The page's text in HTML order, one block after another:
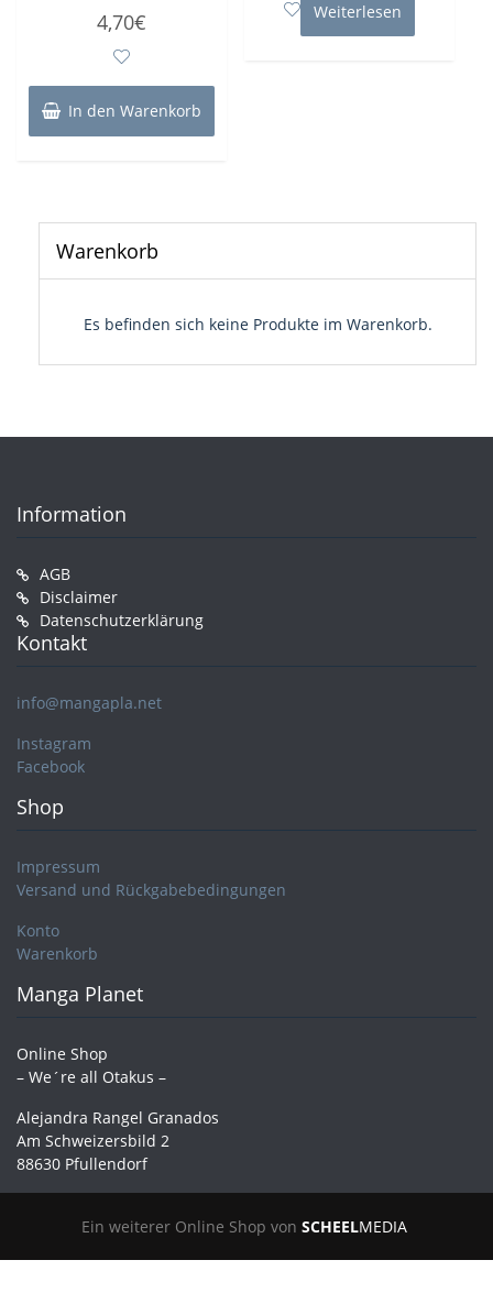
mit4,70€
In den Warenkorb
Weiterlesen
Warenkorb
Es befinden sich keine Produkte im Warenkorb.
Information
AGB
Disclaimer
Datenschutzerklärung
Kontakt
info@mangapla.net
Instagram
Facebook
Shop
Impressum
Versand und Rückgabebedingungen
Konto
Warenkorb
Manga Planet
Online Shop
– We´re all Otakus –
Alejandra Rangel Granados
Am Schweizersbild 2
88630 Pfullendorf
Ein weiterer Online Shop von SCHEELMEDIA